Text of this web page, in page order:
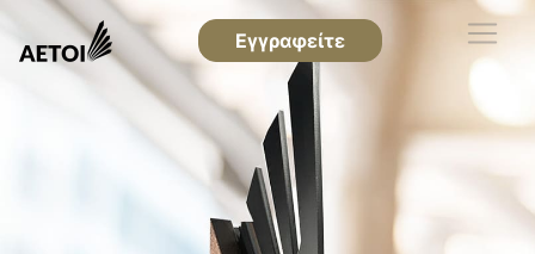
Εγγραφείτε